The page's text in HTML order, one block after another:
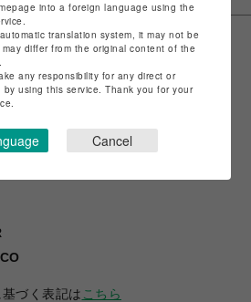
づく表記は こちら
into a foreign language using the
translation system, it may not be
differ from the original content of the
any responsibility for any direct or
by using this service. Thank you for your
Cancel